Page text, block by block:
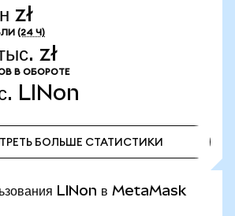
zł
(24 Ч)
zł
В ОБОРОТЕ
LINon
БОЛЬШЕ СТАТИСТИКИ
LINon в MetaMask